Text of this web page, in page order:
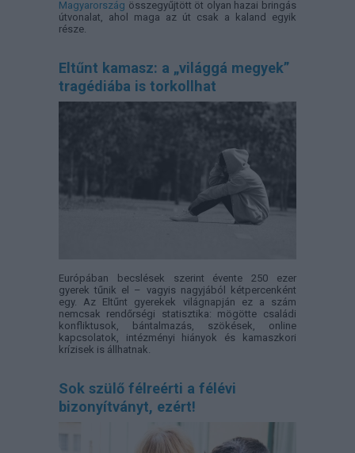
Magyarország összegyűjtött öt olyan hazai bringás
útvonalat, ahol maga az út csak a kaland egyik
része.
Eltűnt kamasz: a „világgá megyek”
tragédiába is torkollhat
Európában becslések szerint évente 250 ezer
gyerek tűnik el – vagyis nagyjából kétpercenként
egy. Az Eltűnt gyerekek világnapján ez a szám
nemcsak rendőrségi statisztika: mögötte családi
konfliktusok, bántalmazás, szökések, online
kapcsolatok, intézményi hiányok és kamaszkori
krízisek is állhatnak.
Sok szülő félreérti a félévi
bizonyítványt, ezért!